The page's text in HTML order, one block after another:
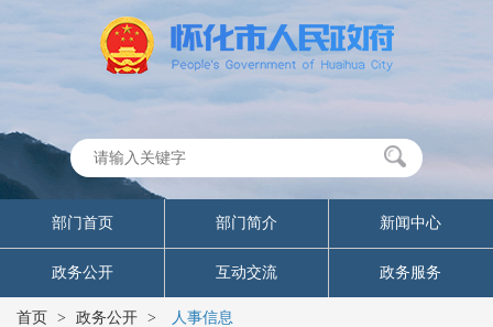
部门首页 部门简介 新闻中心
政务公开 互动交流 政务服务
首页 > 政务公开 > 人事信息